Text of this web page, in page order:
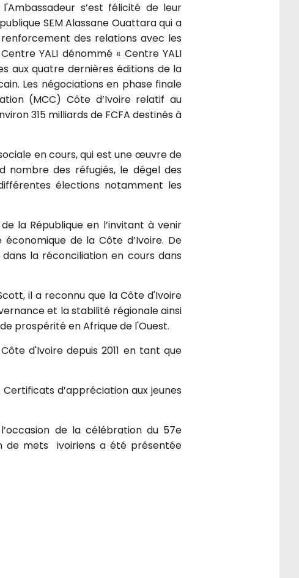
s’est félicité de leur
SEM Alassane Ouattara qui a
des relations avec les
YALI dénommé « Centre YALI
aux quatre dernières éditions de la
Les négociations en phase finale
(MCC) Côte d’Ivoire relatif au
315 milliards de FCFA destinés à
en cours, qui est une œuvre de
nombre des réfugiés, le dégel des
élections notamment les
la République en l’invitant à venir
de la Côte d’Ivoire. De
la réconciliation en cours dans
il a reconnu que la Côte d'Ivoire
et la stabilité régionale ainsi
prospérité en Afrique de l'Ouest.
d'Ivoire depuis 2011 en tant que
d’appréciation aux jeunes
de la célébration du 57e
de mets ivoiriens a été présentée